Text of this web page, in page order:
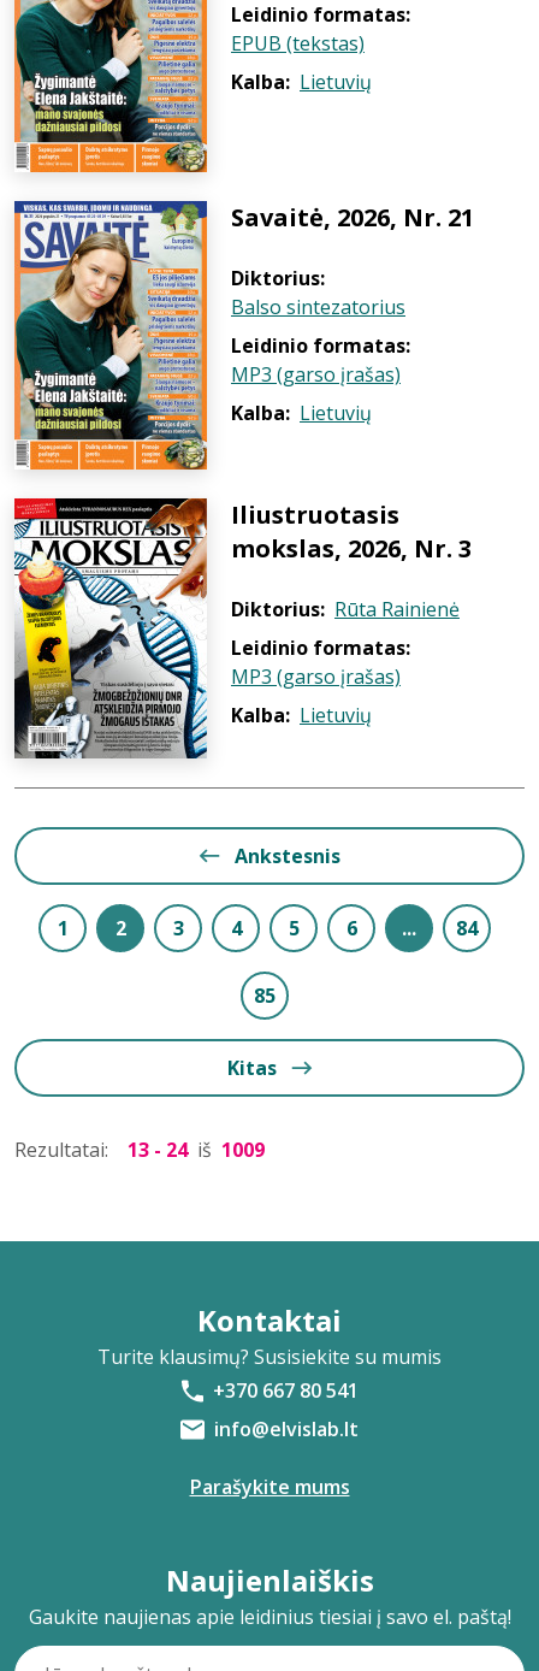
Leidinio formatas:
EPUB (tekstas)
Kalba: Lietuvių
Savaitė, 2026, Nr. 21
Diktorius:
Balso sintezatorius
Leidinio formatas:
MP3 (garso įrašas)
Kalba: Lietuvių
Iliustruotasis
mokslas, 2026, Nr. 3
Diktorius: Rūta Rainienė
Leidinio formatas:
MP3 (garso įrašas)
Kalba: Lietuvių
Ankstesnis
1 2 3 4 5 6 ... 84
85
Kitas
Rezultatai: 13 - 24 iš 1009
Kontaktai
Turite klausimų? Susisiekite su mumis
+370 667 80 541
info@elvislab.lt
Parašykite mums
Naujienlaiškis
Gaukite naujienas apie leidinius tiesiai į savo el. paštą!